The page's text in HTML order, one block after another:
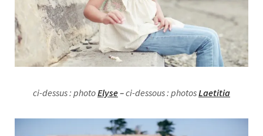
ci-dessus : photoElyse–ci-dessous : photosLaetitia